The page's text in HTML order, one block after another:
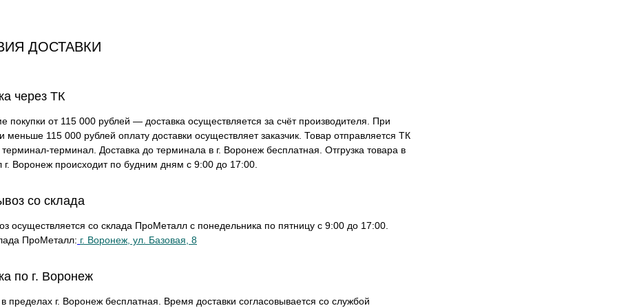
ДОСТАВКИ
через ТК
покупки от 115 000 рублей — доставка осуществляется за счёт производителя. При
меньше 115 000 рублей оплату доставки осуществляет заказчик. Товар отправляется ТК
терминал. Доставка до терминала в г. Воронеж бесплатная. Отгрузка товара в
г. Воронеж происходит по будним дням с 9:00 до 17:00.
со склада
осуществляется со склада ПроМеталл с понедельника по пятницу с 9:00 до 17:00.
ПроМеталл: г. Воронеж, ул. Базовая, 8
по г. Воронеж
в пределах г. Воронеж бесплатная. Время доставки согласовывается со службой